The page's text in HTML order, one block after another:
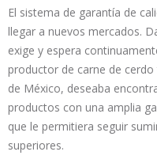
El sistema de garantía de
llegar a nuevos mercados.
exige y espera
productor de carne de
de México, deseaba
productos con una amplia
que le permitiera seguir
superiores.